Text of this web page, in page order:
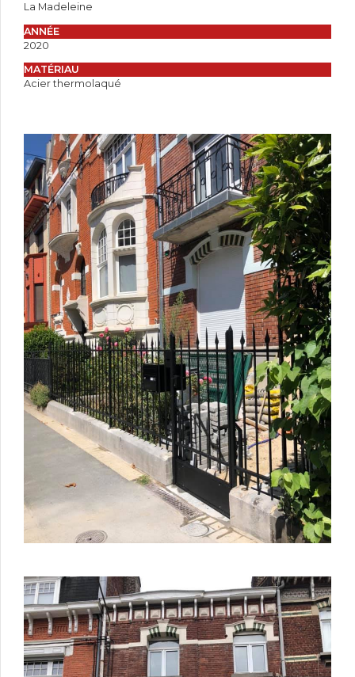
La Madeleine
ANNÉE
2020
MATÉRIAU
Acier thermolaqué